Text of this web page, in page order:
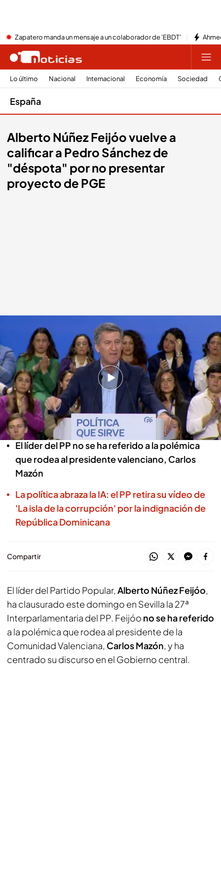
Zapatero manda un mensaje a un colaborador de 'EBDT'
Lo último Nacional Internacional Economía Sociedad
España
Alberto Núñez Feijóo vuelve a
calificar a Pedro Sánchez de
"déspota" por no presentar
proyecto de PGE
Alberto Núñez Feijóo, en la clausura de la Interparlamentaria del PP en
Noticias Cuatro
Redacción digital Noticias Cuatro
30 MAR 2025 - 15:31h.
Alberto Núñez Feijóo ha acusado al presidente
del Gobierno de "crujir" a impuestos a los
españoles
El líder del PP no se ha referido a la polémica
que rodea al presidente valenciano, Carlos
Mazón
La política abraza la IA: el PP retira su vídeo de
'La isla de la corrupción' por la indignación de
República Dominicana
Compartir
El líder del Partido Popular, Alberto Núñez Feijóo,
ha clausurado este domingo en Sevilla la 27ª
Interparlamentaria del PP. Feijóo no se ha referido
a la polémica que rodea al presidente de la
Comunidad Valenciana, Carlos Mazón, y ha
centrado su discurso en el Gobierno central.